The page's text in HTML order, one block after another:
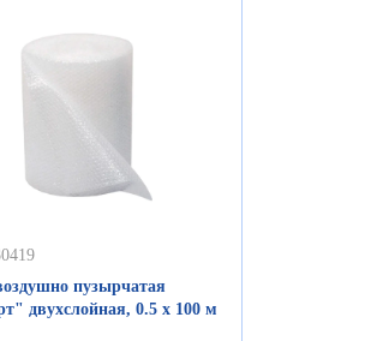
пузырчатая
двухслойная, 0.5 х 100 м